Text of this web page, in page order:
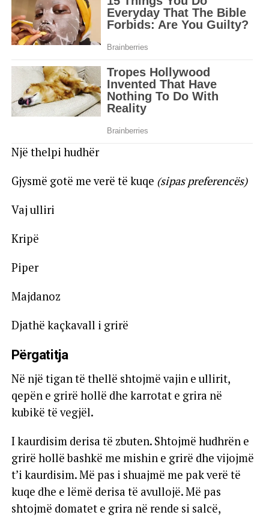
Një thelpi hudhër
Gjysmë gotë me verë të kuqe (sipas preferencës)
Vaj ulliri
Kripë
Piper
Majdanoz
Djathë kaçkavall i grirë
Përgatitja
Në një tigan të thellë shtojmë vajin e ullirit,
qepën e grirë hollë dhe karrotat e grira në
kubikë të vegjël.
I kaurdisim derisa të zbuten. Shtojmë hudhrën e
grirë hollë bashkë me mishin e grirë dhe vijojmë
t’i kaurdisim. Më pas i shuajmë me pak verë të
kuqe dhe e lëmë derisa të avullojë. Më pas
shtojmë domatet e grira në rende si salcë,